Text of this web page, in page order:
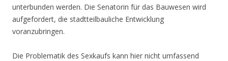
unterbunden werden. Die Senatorin für das Bauwesen wird
aufgefordert, die stadtteilbauliche Entwicklung
voranzubringen.
Die Problematik des Sexkaufs kann hier nicht umfassend